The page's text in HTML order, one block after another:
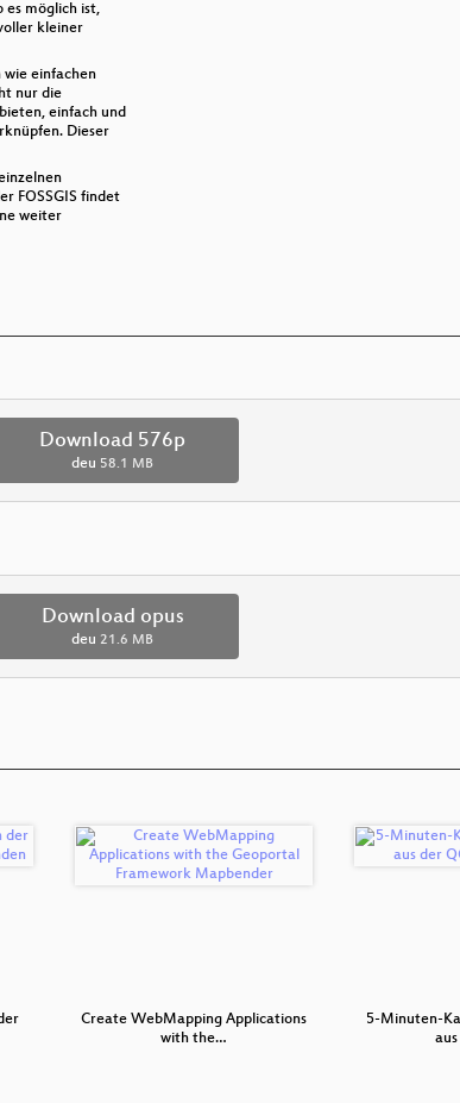
möglich ist,
kleiner
einfachen
nur die
einfach und
Dieser
FOSSGIS findet
weiter
Download 576p
deu 58.1 MB
Download opus
deu 21.6 MB
Create WebMapping Applications
with the…
5-Minuten-